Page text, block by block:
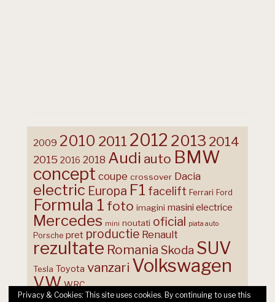
2009 2010 2011 2012 2013 2014
2015 2016 2018 Audi auto BMW
concept coupe crossover Dacia
electric Europa F1 facelift Ferrari Ford
Formula 1 foto imagini masini electrice
Mercedes mini noutati oficial piata auto
Porsche pret productie Renault
rezultate Romania Skoda SUV
Tesla Toyota vanzari Volkswagen
VW WRC
Privacy & Cookies: This site uses cookies. By continuing to use this